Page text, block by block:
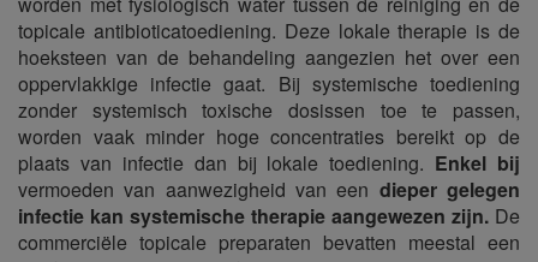
topicale antibioticatoediening. Deze lokale therapie is de
hoeksteen van de behandeling aangezien het over een
oppervlakkige infectie gaat. Bij systemische toediening
zonder systemisch toxische dosissen toe te passen,
worden vaak minder hoge concentraties bereikt op de
plaats van infectie dan bij lokale toediening. Enkel bij
vermoeden van aanwezigheid van een dieper gelegen
infectie kan systemische therapie aangewezen zijn. De
commerciële topicale preparaten bevatten meestal een